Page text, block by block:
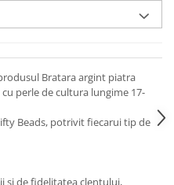
Bratara argint piatra
perle de cultura lungime 17-
Beads, potrivit fiecarui tip de
si de fidelitatea clentului,